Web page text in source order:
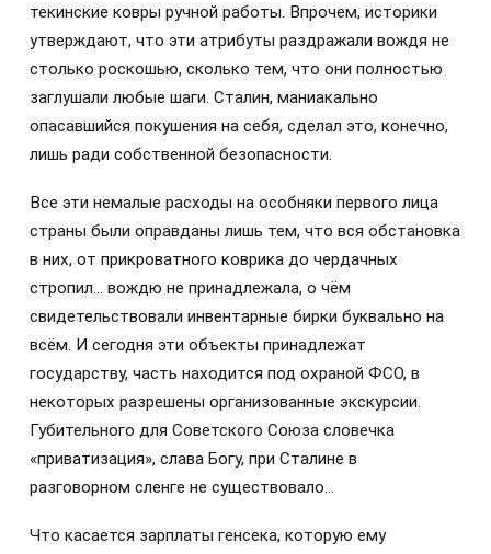
текинские ковры ручной работы. Впрочем, историки
утверждают, что эти атрибуты раздражали вождя не
столько роскошью, сколько тем, что они полностью
заглушали любые шаги. Сталин, маниакально
опасавшийся покушения на себя, сделал это, конечно,
лишь ради собственной безопасности.
Все эти немалые расходы на особняки первого лица
страны были оправданы лишь тем, что вся обстановка
в них, от прикроватного коврика до чердачных
стропил… вождю не принадлежала, о чём
свидетельствовали инвентарные бирки буквально на
всём. И сегодня эти объекты принадлежат
государству, часть находится под охраной ФСО, в
некоторых разрешены организованные экскурсии.
Губительного для Советского Союза словечка
«приватизация», слава Богу, при Сталине в
разговорном сленге не существовало…
Что касается зарплаты генсека, которую ему